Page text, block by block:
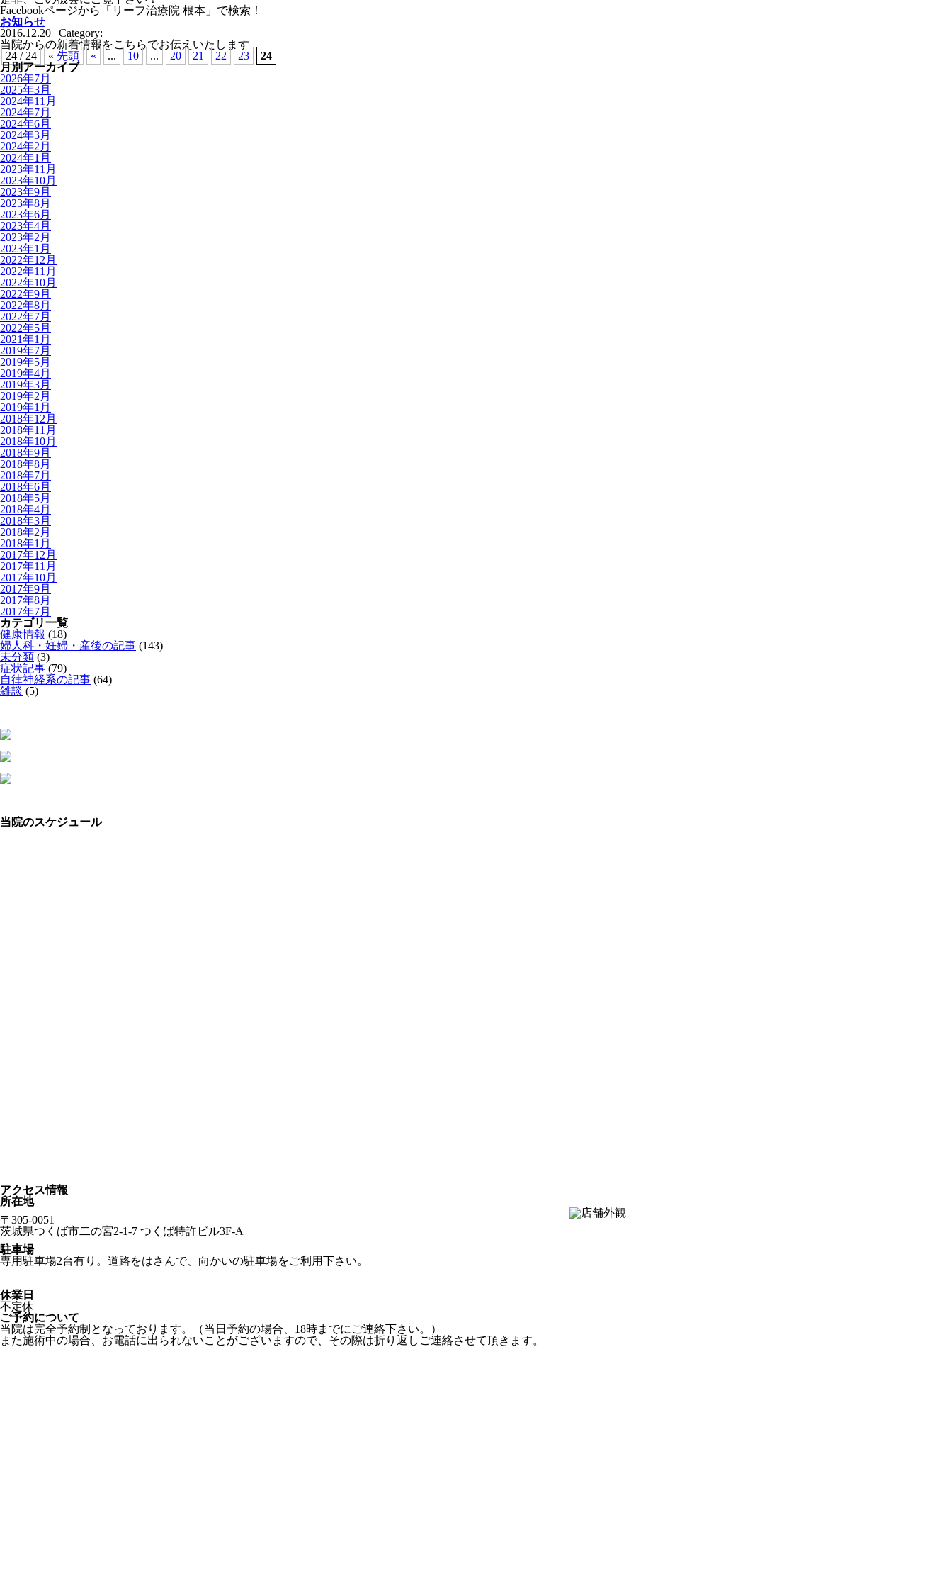
Facebookページから「リーフ治療院 根本」で検索！
お知らせ
2016.12.20 | Category:
当院からの新着情報をこちらでお伝えいたします
24 / 24
« 先頭 « ... 10 ... 20 21 22 23
24
月別アーカイブ
2026年7月
2025年3月
2024年11月
2024年7月
2024年6月
2024年3月
2024年2月
2024年1月
2023年11月
2023年10月
2023年9月
2023年8月
2023年6月
2023年4月
2023年2月
2023年1月
2022年12月
2022年11月
2022年10月
2022年9月
2022年8月
2022年7月
2022年5月
2021年1月
2019年7月
2019年5月
2019年4月
2019年3月
2019年2月
2019年1月
2018年12月
2018年11月
2018年10月
2018年9月
2018年8月
2018年7月
2018年6月
2018年5月
2018年4月
2018年3月
2018年2月
2018年1月
2017年12月
2017年11月
2017年10月
2017年9月
2017年8月
2017年7月
カテゴリ一覧
健康情報 (18)
婦人科・妊婦・産後の記事 (143)
未分類 (3)
症状記事 (79)
自律神経系の記事 (64)
雑談 (5)
当院のスケジュール
アクセス情報
所在地
〒305-0051
茨城県つくば市二の宮2-1-7 つくば特許ビル3F-A
駐車場
専用駐車場2台有り。道路をはさんで、向かいの駐車場をご利用下さい。
休業日
不定休
ご予約について
当院は完全予約制となっております。（当日予約の場合、18時までにご連絡下さい。）
また施術中の場合、お電話に出られないことがございますので、その際は折り返しご連絡させて頂きます。